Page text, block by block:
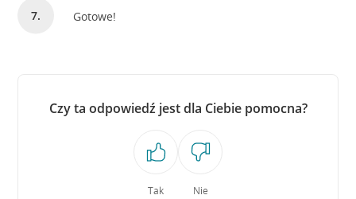
Gotowe!
Czy ta odpowiedź jest dla Ciebie pomocna?
Tak Nie